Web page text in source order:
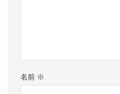
名前 ※